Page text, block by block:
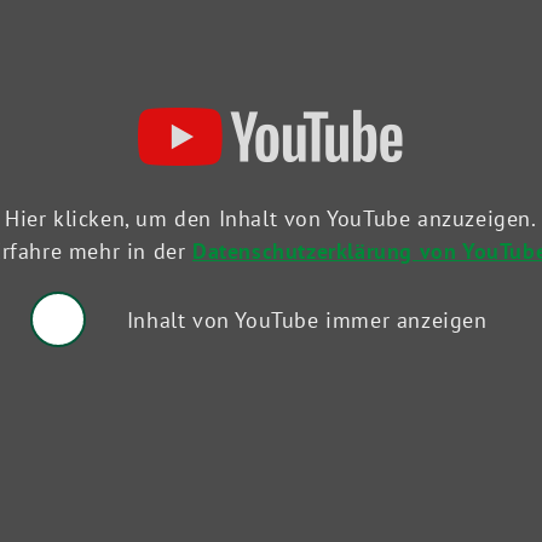
Hier klicken, um den Inhalt von YouTube anzuzeigen.
mehr in der Datenschutzerklärung von
Inhalt von YouTube immer anzeigen